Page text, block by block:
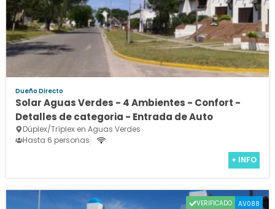
Dueño Directo
Solar Aguas Verdes - 4 Ambientes - Confort -
Detalles de categoria - Entrada de Auto
Dúplex/Tríplex en Aguas Verdes
Hasta 6 personas
+ INFO
VERIFICADO AV088